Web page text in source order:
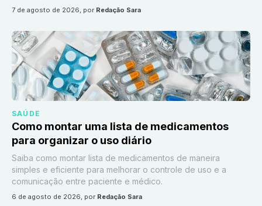
7 de agosto de 2026, por Redação Sara
SAÚDE
Como montar uma lista de medicamentos
para organizar o uso diário
Saiba como montar lista de medicamentos de maneira
simples e eficiente para melhorar o controle de uso e a
comunicação entre paciente e médico.
6 de agosto de 2026, por Redação Sara